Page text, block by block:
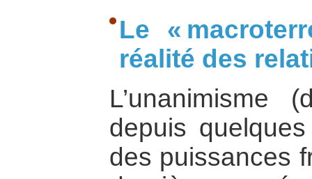
Le «
réalité des
L’unanimisme
depuis
des puissances